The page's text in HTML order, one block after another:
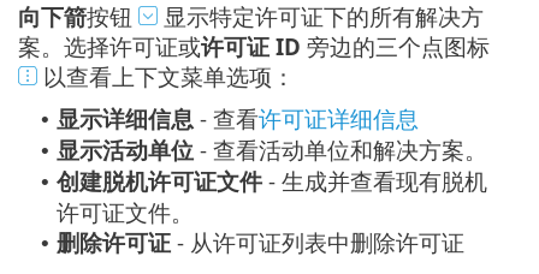
向下箭按钮
显示特定许可证下的所有解决方
案。选择许可证或许可证 ID 旁边的三个点图标
以查看上下文菜单选项：
• 显示详细信息 - 查看许可证详细信息
• 显示活动单位 - 查看活动单位和解决方案。
• 创建脱机许可证文件 - 生成并查看现有脱机
许可证文件。
• 删除许可证 - 从许可证列表中删除许可证